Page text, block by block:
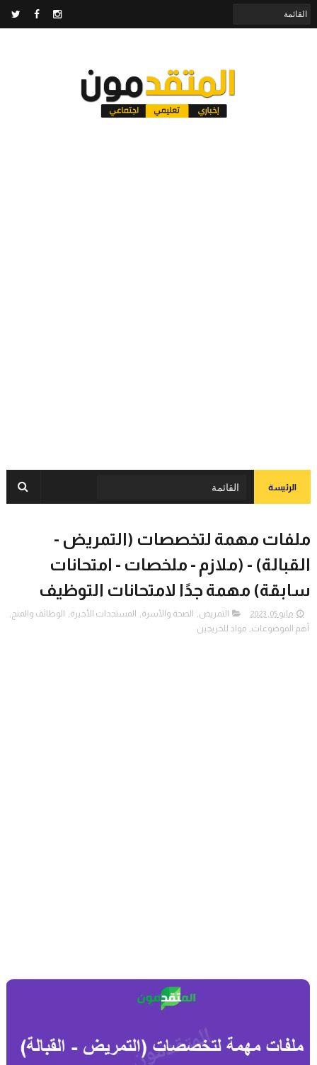
الرئيسة
ملفات مهمة لتخصصات (التمريض -
القبالة) - (ملازم - ملخصات - امتحانات
سابقة) مهمة جدًا لامتحانات التوظيف
مايو 05, 2023 التمريض, الصحة والأسرة, المستجدات الأخيرة, الوظائف والمنح ,
أهم الموضوعات, مواد للخريجين